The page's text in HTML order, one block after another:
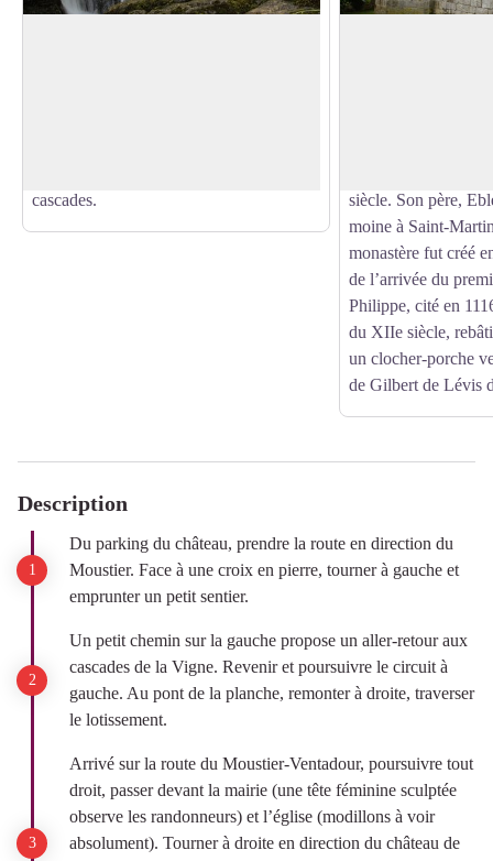
cascades.
siècle. Son père,
moine à Saint-
monastère fut créé
de l’arrivée du
Philippe, cité en
du XIIe siècle,
un clocher-porche
de Gilbert de Lévis
Description
Du parking du château, prendre la route en direction du
Moustier. Face à une croix en pierre, tourner à gauche et
emprunter un petit sentier.
Un petit chemin sur la gauche propose un aller-retour aux
cascades de la Vigne. Revenir et poursuivre le circuit à
gauche. Au pont de la planche, remonter à droite, traverser
le lotissement.
Arrivé sur la route du Moustier-Ventadour, poursuivre tout
droit, passer devant la mairie (une tête féminine sculptée
observe les randonneurs) et l’église (modillons à voir
absolument). Tourner à droite en direction du château de